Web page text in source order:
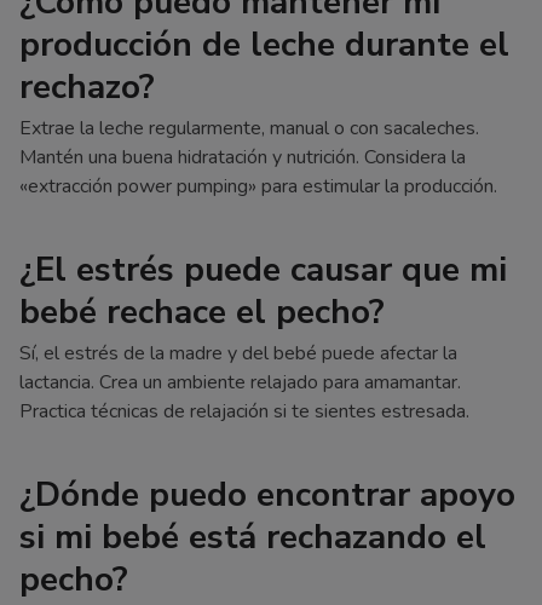
producción de leche durante el
rechazo?
Extrae la leche regularmente, manual o con sacaleches.
Mantén una buena hidratación y nutrición. Considera la
«extracción power pumping» para estimular la producción.
¿El estrés puede causar que mi
bebé rechace el pecho?
Sí, el estrés de la madre y del bebé puede afectar la
lactancia. Crea un ambiente relajado para amamantar.
Practica técnicas de relajación si te sientes estresada.
¿Dónde puedo encontrar apoyo
si mi bebé está rechazando el
pecho?